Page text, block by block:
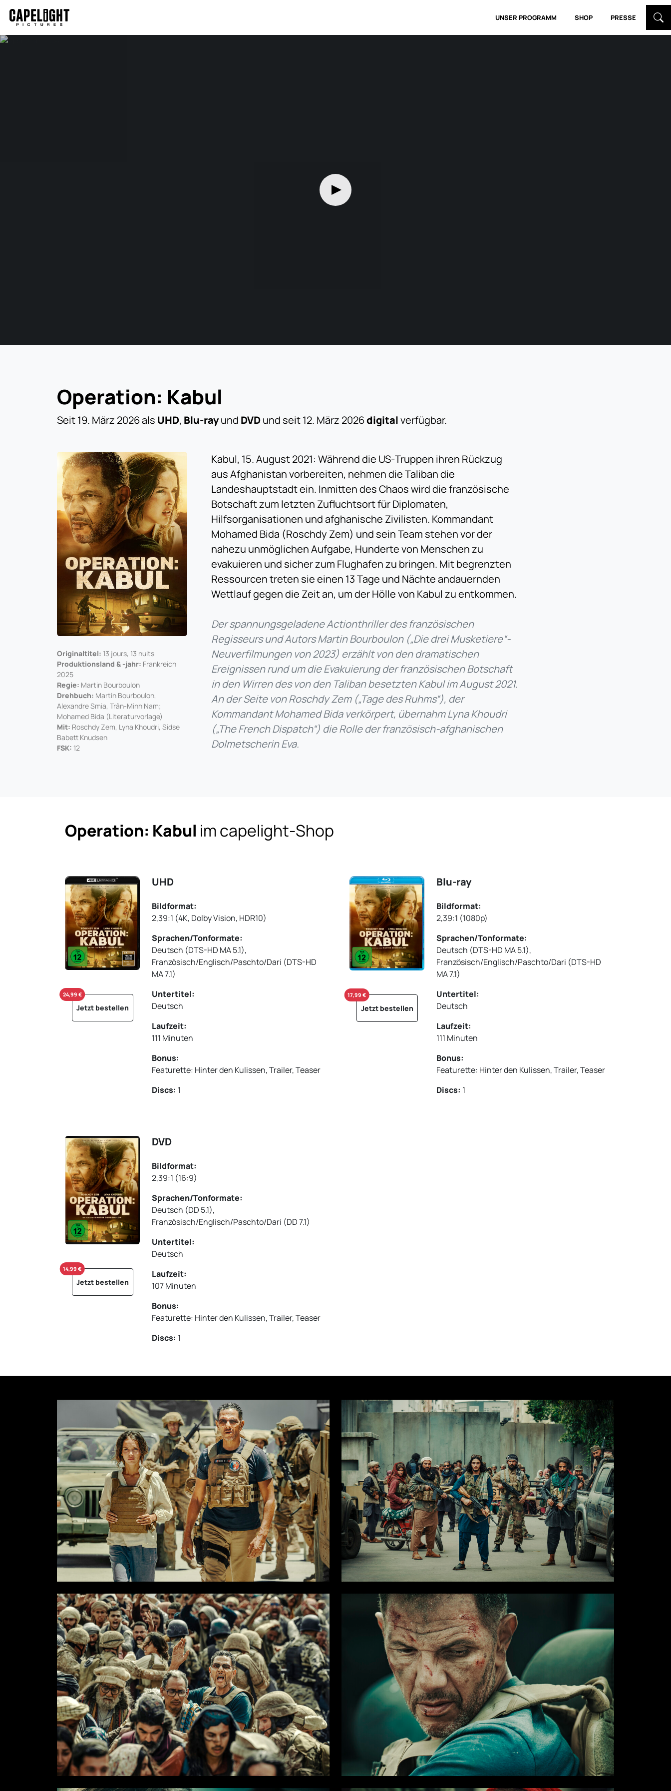
UNSER PROGRAMM SHOP PRESSE
Operation: Kabul
Seit 19. März 2026 als UHD, Blu-rayund DVDund seit 12. März 2026digitalverfügbar.
Originaltitel: 13 jours, 13 nuits
Produktionsland & -jahr: Frankreich
2025
Regie: Martin Bourboulon
Drehbuch: Martin Bourboulon,
Alexandre Smia, Trân-Minh Nam;
Mohamed Bida (Literaturvorlage)
Mit: Roschdy Zem, Lyna Khoudri, Sidse
Babett Knudsen
FSK: 12
Kabul, 15. August 2021: Während die US-Truppen ihren Rückzug
aus Afghanistan vorbereiten, nehmen die Taliban die
Landeshauptstadt ein. Inmitten des Chaos wird die französische
Botschaft zum letzten Zufluchtsort für Diplomaten,
Hilfsorganisationen und afghanische Zivilisten. Kommandant
Mohamed Bida (Roschdy Zem) und sein Team stehen vor der
nahezu unmöglichen Aufgabe, Hunderte von Menschen zu
evakuieren und sicher zum Flughafen zu bringen. Mit begrenzten
Ressourcen treten sie einen 13 Tage und Nächte andauernden
Wettlauf gegen die Zeit an, um der Hölle von Kabul zu entkommen.
Der spannungsgeladene Actionthriller des französischen
Regisseurs und Autors Martin Bourboulon („Die drei Musketiere“-
Neuverfilmungen von 2023) erzählt von den dramatischen
Ereignissen rund um die Evakuierung der französischen Botschaft
in den Wirren des von den Taliban besetzten Kabul im August 2021.
An der Seite von Roschdy Zem („Tage des Ruhms“), der
Kommandant Mohamed Bida verkörpert, übernahm Lyna Khoudri
(„The French Dispatch“) die Rolle der französisch-afghanischen
Dolmetscherin Eva.
Operation: Kabul im capelight-Shop
Jetzt bestellen
24,99 €
UHD
Bildformat:
2,39:1 (4K, Dolby Vision, HDR10)
Sprachen/Tonformate:
Deutsch (DTS-HD MA 5.1),
Französisch/Englisch/Paschto/Dari (DTS-HD
MA 7.1)
Untertitel:
Deutsch
Laufzeit:
111 Minuten
Bonus:
Featurette: Hinter den Kulissen, Trailer, Teaser
Discs: 1
Jetzt bestellen
17,99 €
Blu-ray
Bildformat:
2,39:1 (1080p)
Sprachen/Tonformate:
Deutsch (DTS-HD MA 5.1),
Französisch/Englisch/Paschto/Dari (DTS-HD
MA 7.1)
Untertitel:
Deutsch
Laufzeit:
111 Minuten
Bonus:
Featurette: Hinter den Kulissen, Trailer, Teaser
Discs: 1
Jetzt bestellen
14,99 €
DVD
Bildformat:
2,39:1 (16:9)
Sprachen/Tonformate:
Deutsch (DD 5.1),
Französisch/Englisch/Paschto/Dari (DD 7.1)
Untertitel:
Deutsch
Laufzeit:
107 Minuten
Bonus:
Featurette: Hinter den Kulissen, Trailer, Teaser
Discs: 1